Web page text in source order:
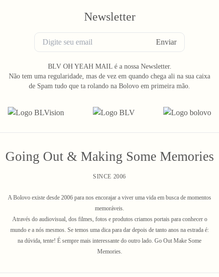
Newsletter
Enviar
BLV OH YEAH MAIL é a nossa Newsletter.
Não tem uma regularidade, mas de vez em quando chega ali na sua caixa
de Spam tudo que ta rolando na Bolovo em primeira mão.
Going Out & Making Some Memories
SINCE 2006
A Bolovo existe desde 2006 para nos encorajar a viver uma vida em busca de momentos
memoráveis.
Através do audiovisual, dos filmes, fotos e produtos criamos portais para conhecer o
mundo e a nós mesmos. Se temos uma dica para dar depois de tanto anos na estrada é:
na dúvida, tente! É sempre mais interessante do outro lado. Go Out Make Some
Memories.